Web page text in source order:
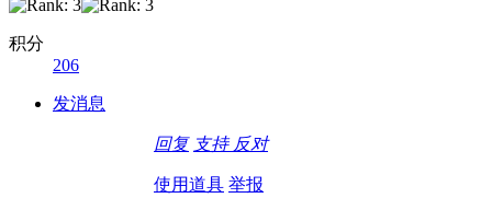
积分
206
发消息
回复 支持 反对
使用道具 举报